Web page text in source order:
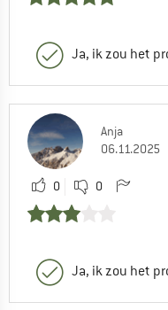
Ja, ik zou het
Anja
06.11.2025
0 0
Ja, ik zou het